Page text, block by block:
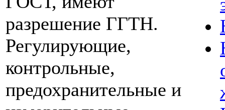
разрешение ГГТН.
Регулирующие,
контрольные,
предохранительные и